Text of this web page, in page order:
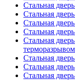
Стальная
Стальная
Стальная
Стальная
Стальная
Стальная
Стальная
Стальная